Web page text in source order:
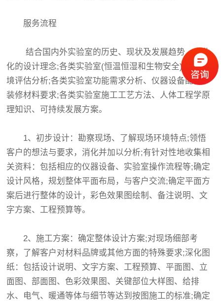
服务流程
结合国内外实验室的历史、现状及发展趋势，专业
化的设计理念;各类实验室(恒温恒湿和生物安全)相关环
境评估分析;各类实验室功能需求分析、仪器设备配套、
装修材料要求;各类实验室施工工艺方法、人体工程学原
理知识、可持续发展方案。
1、初步设计：勘察现场、了解现场环境特点;领悟
客户的想法与要求，消化并加以分析;有针对性地收集相
关资料：包括相应的仪器设备、实验室操作流程等;确定
设计风格，规划整体平面布局，与客户交流;确定平面方
案后进行整体的设计，彩色效果图绘制、备注说明、文
字方案、工程预算等。
2、施工方案：确定整体设计方案;对现场细部考
察，了解客户对材料品牌或其他方面的特殊要求;深化图
纸：包括设计说明、文字方案、工程预算、平面图、立
面图、部面图、色彩效果图、关键部位大样图、给排
水、电气、暖通等体与细节等达到按图施工的标准;确定